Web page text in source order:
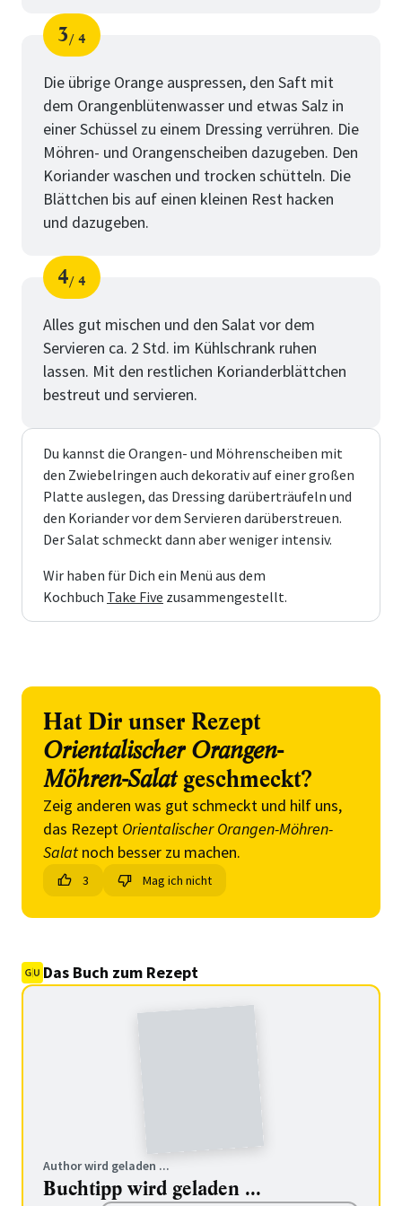
Schritt
3
von
4
Die übrige Orange auspressen, den Saft mit
dem Orangenblütenwasser und etwas Salz in
einer Schüssel zu einem Dressing verrühren. Die
Möhren- und Orangenscheiben dazugeben. Den
Koriander waschen und trocken schütteln. Die
Blättchen bis auf einen kleinen Rest hacken
und dazugeben.
Schritt
4
von
4
Alles gut mischen und den Salat vor dem
Servieren ca. 2 Std. im Kühlschrank ruhen
lassen. Mit den restlichen Korianderblättchen
bestreut und servieren.
Du kannst die Orangen- und Möhrenscheiben mit
den Zwiebelringen auch dekorativ auf einer großen
Platte auslegen, das Dressing darüberträufeln und
den Koriander vor dem Servieren darüberstreuen.
Der Salat schmeckt dann aber weniger intensiv.
Wir haben für Dich ein Menü aus dem
Kochbuch Take Five zusammengestellt.
Hat Dir unser Rezept
Orientalischer Orangen-
Möhren-Salatgeschmeckt?
Zeig anderen was gut schmeckt und hilf uns,
das Rezept Orientalischer Orangen-Möhren-
Salat noch besser zu machen.
3 Mag ich nicht
Das Buch zum Rezept
Author wird geladen ...
Buchtipp wird geladen ...